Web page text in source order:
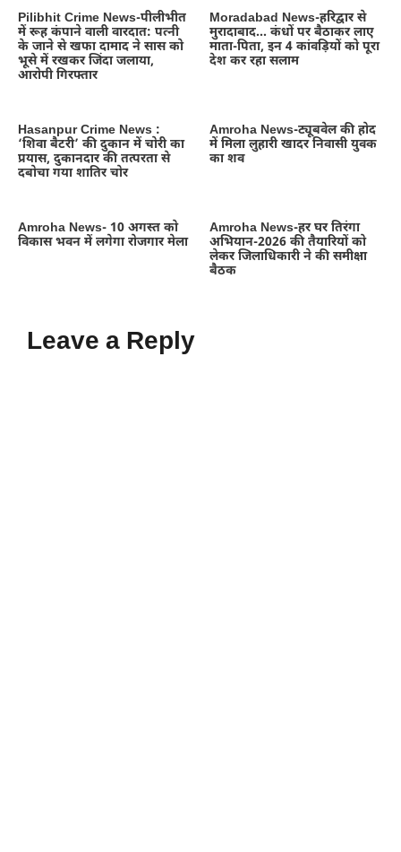
Pilibhit Crime News-पीलीभीत
में रूह कंपाने वाली वारदात: पत्नी
के जाने से खफा दामाद ने सास को
भूसे में रखकर जिंदा जलाया,
आरोपी गिरफ्तार
Moradabad News-हरिद्वार से
मुरादाबाद… कंधों पर बैठाकर लाए
माता-पिता, इन 4 कांवड़ियों को पूरा
देश कर रहा सलाम
Hasanpur Crime News :
‘शिवा बैटरी’ की दुकान में चोरी का
प्रयास, दुकानदार की तत्परता से
दबोचा गया शातिर चोर
Amroha News-ट्यूबवेल की होद
में मिला लुहारी खादर निवासी युवक
का शव
Amroha News- 10 अगस्त को
विकास भवन में लगेगा रोजगार मेला
Amroha News-हर घर तिरंगा
अभियान-2026 की तैयारियों को
लेकर जिलाधिकारी ने की समीक्षा
बैठक
Leave a Reply